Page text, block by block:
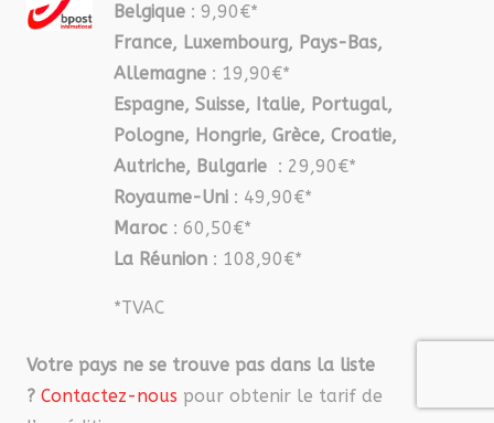
Belgique : 9,90€*
France, Luxembourg, Pays-Bas,
Allemagne : 19,90€*
Espagne, Suisse, Italie, Portugal,
Pologne, Hongrie, Grèce, Croatie,
Autriche, Bulgarie : 29,90€*
Royaume-Uni : 49,90€*
Maroc : 60,50€*
La Réunion : 108,90€*
*TVAC
Votre pays ne se trouve pas dans la liste
? Contactez-nous pour obtenir le tarif de